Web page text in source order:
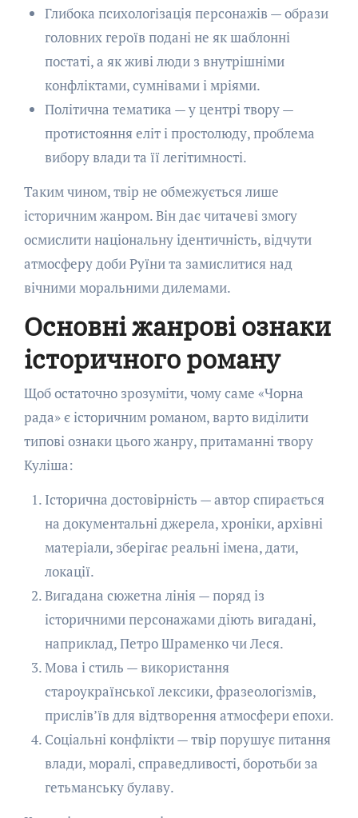
Глибока психологізація персонажів — образи
головних героїв подані не як шаблонні
постаті, а як живі люди з внутрішніми
конфліктами, сумнівами і мріями.
Політична тематика — у центрі твору —
протистояння еліт і простолюду, проблема
вибору влади та її легітимності.
Таким чином, твір не обмежується лише
історичним жанром. Він дає читачеві змогу
осмислити національну ідентичність, відчути
атмосферу доби Руїни та замислитися над
вічними моральними дилемами.
Основні жанрові ознаки
історичного роману
Щоб остаточно зрозуміти, чому саме «Чорна
рада» є історичним романом, варто виділити
типові ознаки цього жанру, притаманні твору
Куліша:
Історична достовірність — автор спирається
на документальні джерела, хроніки, архівні
матеріали, зберігає реальні імена, дати,
локації.
Вигадана сюжетна лінія — поряд із
історичними персонажами діють вигадані,
наприклад, Петро Шраменко чи Леся.
Мова і стиль — використання
староукраїнської лексики, фразеологізмів,
прислів’їв для відтворення атмосфери епохи.
Соціальні конфлікти — твір порушує питання
влади, моралі, справедливості, боротьби за
гетьманську булаву.